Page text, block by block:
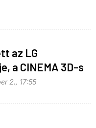
az LG
a CINEMA 3D-s
2., 17:55